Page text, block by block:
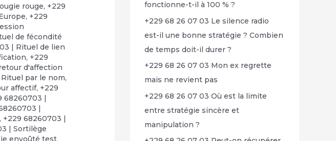
rouge, +229
, +229
de fécondité
| Rituel de lien
, +229
d'affection
par le nom,
affectif, +229
68260703 |
|
, +229 68260703 |
| Sortilège
envoûté test,
fonctionne-t-il à 100 % ?
+229 68 26 07 03 Le silence radio
est-il une bonne stratégie ? Combien
de temps doit-il durer ?
+229 68 26 07 03 Mon ex regrette
mais ne revient pas
+229 68 26 07 03 Où est la limite
entre stratégie sincère et
manipulation ?